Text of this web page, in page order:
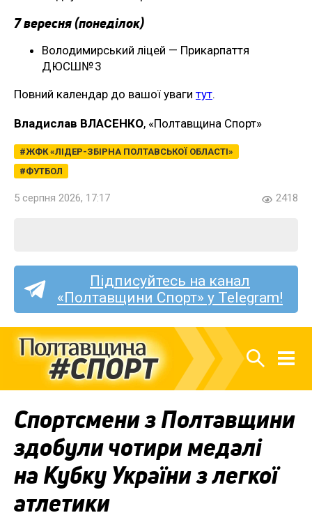
7 вересня (понеділок)
Володимирський ліцей — Прикарпаття
ДЮСШ№ 3
Повний календар до вашої уваги тут.
Владислав ВЛАСЕНКО, «Полтавщина Спорт»
ЖФК «ЛІДЕР-ЗБІРНА ПОЛТАВСЬКОЇ ОБЛАСТІ»
ФУТБОЛ
5 серпня 2026, 17:17 2418
Підписуйтесь на канал
«Полтавщини Спорт» у Telegram!
Спортсмени з Полтавщини
здобули чотири медалі
на Кубку України з легкої
атлетики